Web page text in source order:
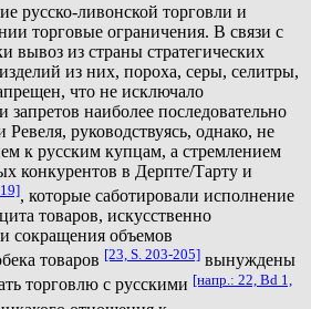
русско-ливонской торговли и
торговые ограничения. В связи с
вывоз из страны стратегических
из них, пороха, серы, селитры,
что не исключало
наиболее последовательно
руководствуясь, однако, не
к русским купцам, а стремлением
конкурентов в Дерпте/Тарту и
, которые саботировали исполнение
товаров, искусственно
сокращения объемов
товаров [23, S. 203-205] вынуждены
торговлю с русскими [напр.: 22, Bd 1,